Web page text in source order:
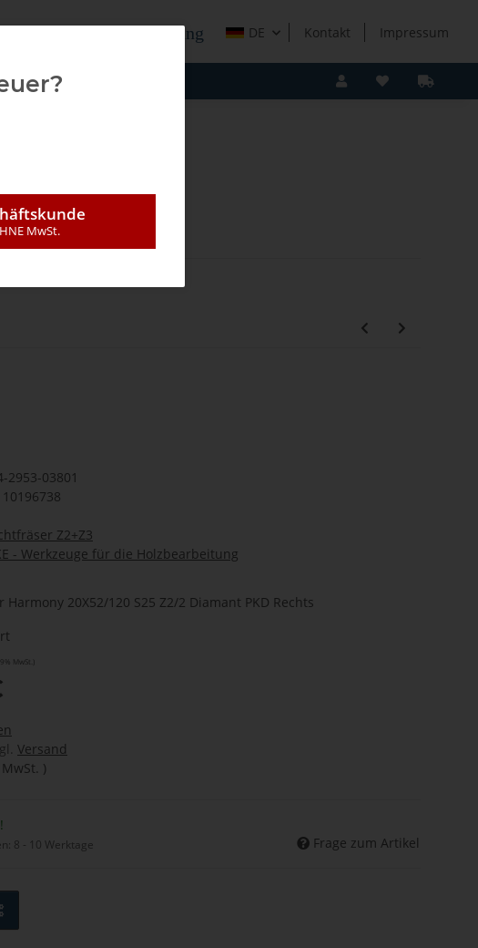
für die Holzverarbeitung DE Kontakt Impressum
2953-03801
10196738
Z2+Z3
- Werkzeuge für die Holzbearbeitung
20X52/120 S25 Z2/2 Diamant PKD Rechts
MwSt.)
Versand
)
8 - 10 Werktage Frage zum Artikel
MwSt.